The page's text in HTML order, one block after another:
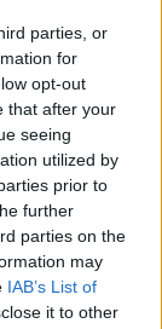
parties, or
for
opt-out
that after your
seeing
utilized by
prior to
further
parties on the
may
IAB’s List of
it to other
γιοτ
που
τους
Πέθανε ο
Λεμονίδης
για να
εξαπλωθεί,